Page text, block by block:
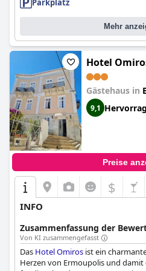
Parkplatz
Mehr
Hotel
Gästehaus in
9,1
Preise
$
INFO
Zusammenfassung der
Von KI zusammengefasst
Das Hotel Omiros ist ein
Herzen von Ermoupolis und